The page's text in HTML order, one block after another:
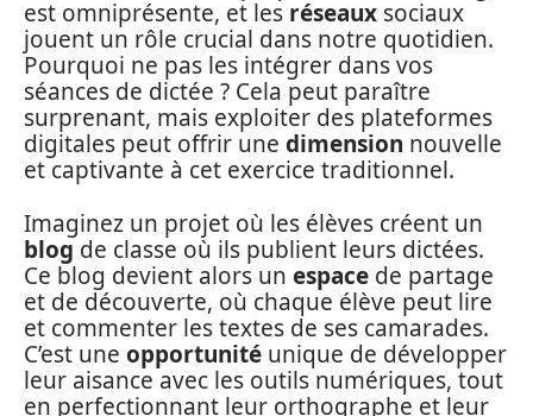
est omniprésente, et les réseaux sociaux
jouent un rôle crucial dans notre quotidien.
Pourquoi ne pas les intégrer dans vos
séances de dictée ? Cela peut paraître
surprenant, mais exploiter des plateformes
digitales peut offrir une dimension nouvelle
et captivante à cet exercice traditionnel.
Imaginez un projet où les élèves créent un
blog de classe où ils publient leurs dictées.
Ce blog devient alors un espace de partage
et de découverte, où chaque élève peut lire
et commenter les textes de ses camarades.
C’est une opportunité unique de développer
leur aisance avec les outils numériques, tout
en perfectionnant leur orthographe et leur